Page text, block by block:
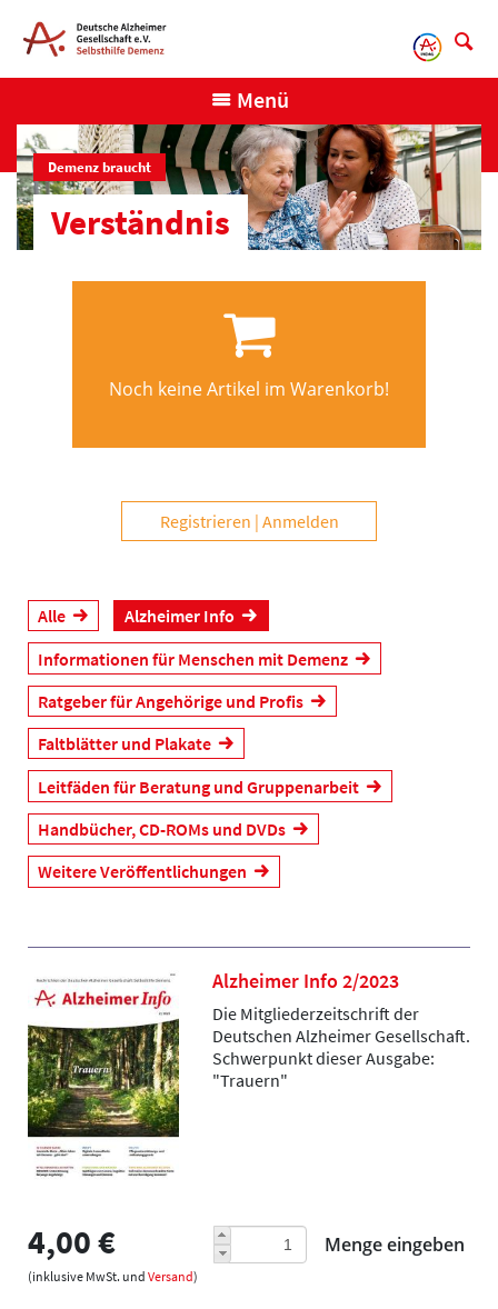
Menü
Demenz braucht
Verständnis
Noch keine Artikel im Warenkorb!
Registrieren Anmelden
Alle
Alzheimer Info
Informationen für Menschen mit Demenz
Ratgeber für Angehörige und Profis
Faltblätter und Plakate
Leitfäden für Beratung und Gruppenarbeit
Handbücher, CD-ROMs und DVDs
Weitere Veröffentlichungen
Alzheimer Info 2/2023
Die Mitgliederzeitschrift der
Deutschen Alzheimer Gesellschaft.
Schwerpunkt dieser Ausgabe:
"Trauern"
4,00 €
(inklusive MwSt. und Versand)
Menge eingeben